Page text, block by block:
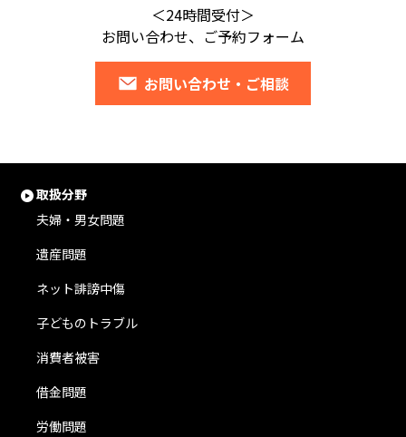
＜24時間受付＞
お問い合わせ、ご予約フォーム
お問い合わせ・ご相談
取扱分野
夫婦・男女問題
遺産問題
ネット誹謗中傷
子どものトラブル
消費者被害
借金問題
労働問題